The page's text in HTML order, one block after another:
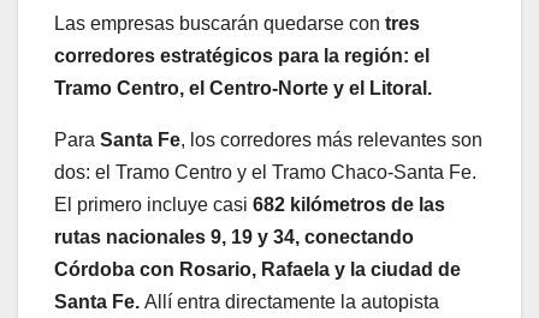
Las empresas buscarán quedarse con tres
corredores estratégicos para la región: el
Tramo Centro, el Centro-Norte y el Litoral.
Para Santa Fe, los corredores más relevantes son
dos: el Tramo Centro y el Tramo Chaco-Santa Fe.
El primero incluye casi 682 kilómetros de las
rutas nacionales 9, 19 y 34, conectando
Córdoba con Rosario, Rafaela y la ciudad de
Santa Fe. Allí entra directamente la autopista